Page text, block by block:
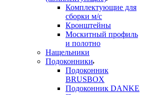
Комплектующие для
сборки м/с
Кронштейны
Москитный профиль
и полотно
Нащельники
Подоконники
Подоконник
BRUSBOX
Подоконник DANKE